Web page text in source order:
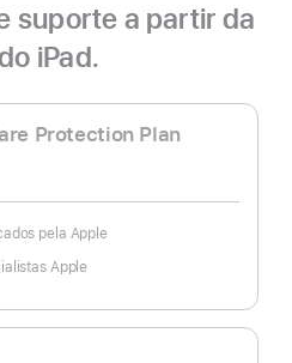
suporte a partir da
iPad.
Protection Plan
pela Apple
Apple